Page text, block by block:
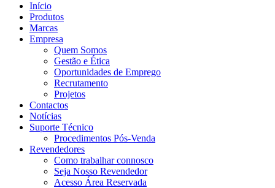
Início
Produtos
Marcas
Empresa
Quem Somos
Gestão e Ética
Oportunidades de Emprego
Recrutamento
Projetos
Contactos
Notícias
Suporte Técnico
Procedimentos Pós-Venda
Revendedores
Como trabalhar connosco
Seja Nosso Revendedor
Acesso Área Reservada